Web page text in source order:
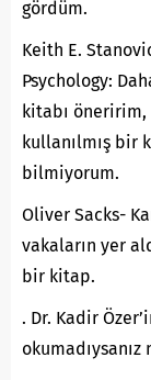
gördüm.
Keith E.
Psychology:
kitabı
kullanılmış bir
bilmiyorum.
Oliver Sacks-
vakaların yer
bir kitap.
. Dr. Kadir